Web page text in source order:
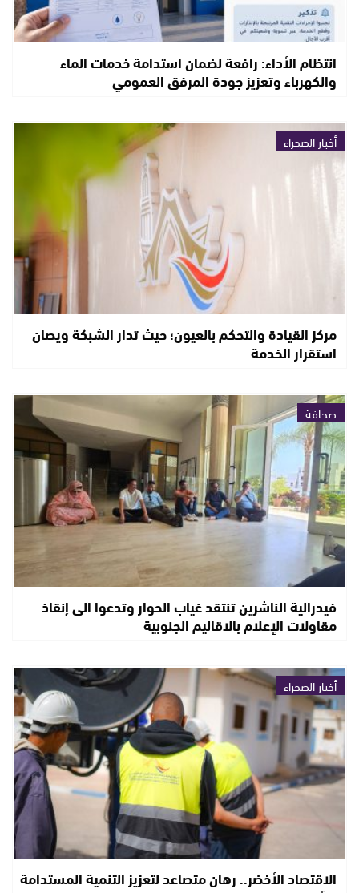
انتظام الأداء: رافعة لضمان استدامة خدمات الماء
والكهرباء وتعزيز جودة المرفق العمومي
أخبار الصحراء
مركز القيادة والتحكم بالعيون؛ حيث تدار الشبكة ويصان
استقرار الخدمة
صحافة
فيدرالية الناشرين تنتقد غياب الحوار وتدعوا الى إنقاذ
مقاولات الإعلام بالاقاليم الجنوبية
أخبار الصحراء
الاقتصاد الأخضر.. رهان متصاعد لتعزيز التنمية المستدامة